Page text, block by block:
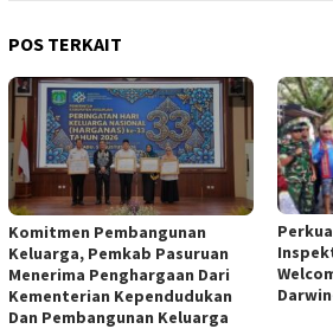
POS TERKAIT
Komitmen Pembangunan
Keluarga, Pemkab Pasuruan
Menerima Penghargaan Dari
Kementerian Kependudukan
Dan Pembangunan Keluarga